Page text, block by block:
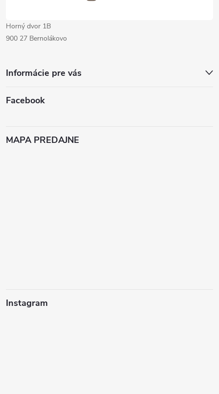
Informácie pre vás
Facebook
Horný dvor 1B
900 27 Bernolákovo
MAPA PREDAJNE
Instagram